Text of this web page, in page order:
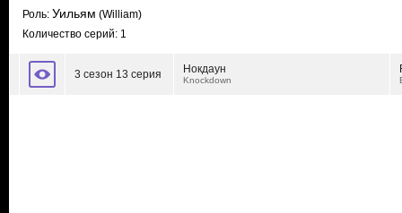
Роль: Уильям (William)
Количество серий: 1
3 сезон 13 серия Нокдаун
Knockdown